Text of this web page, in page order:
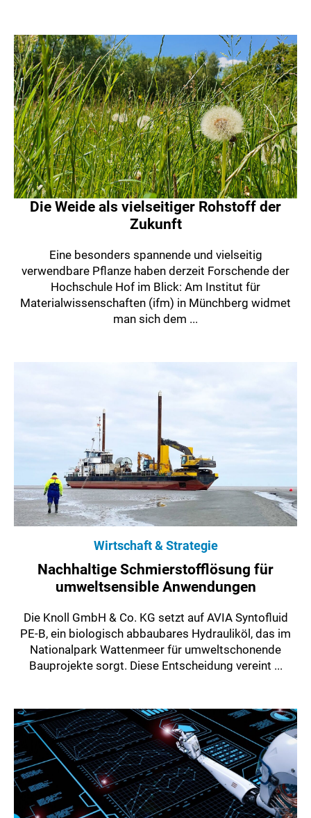
Die Weide als vielseitiger Rohstoff der
Zukunft
Eine besonders spannende und vielseitig
verwendbare Pflanze haben derzeit Forschende der
Hochschule Hof im Blick: Am Institut für
Materialwissenschaften (ifm) in Münchberg widmet
man sich dem ...
Wirtschaft & Strategie
Nachhaltige Schmierstofflösung für
umweltsensible Anwendungen
Die Knoll GmbH & Co. KG setzt auf AVIA Syntofluid
PE-B, ein biologisch abbaubares Hydrauliköl, das im
Nationalpark Wattenmeer für umweltschonende
Bauprojekte sorgt. Diese Entscheidung vereint ...